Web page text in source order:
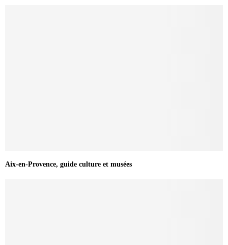
Aix-en-Provence, guide culture et musées